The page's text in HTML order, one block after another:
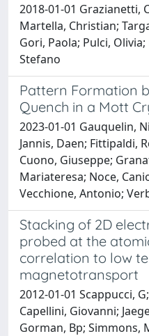
2018-01-01 Grazianetti,
Martella, Christian;
Gori, Paola; Pulci,
Stefano
Pattern Formation
Quench in a Mott
2023-01-01 Gauquelin,
Jannis, Daen; Fittipaldi,
Cuono, Giuseppe;
Mariateresa; Noce,
Vecchione, Antonio;
Stacking of 2D
probed at the
correlation to low
magnetotransport
2012-01-01 Scappucci,
Capellini, Giovanni;
Gorman, Bp; Simmons,